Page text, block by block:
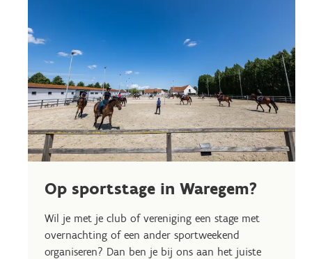
Op sportstage in Waregem?
Wil je met je club of vereniging een stage met
overnachting of een ander sportweekend
organiseren? Dan ben je bij ons aan het juiste